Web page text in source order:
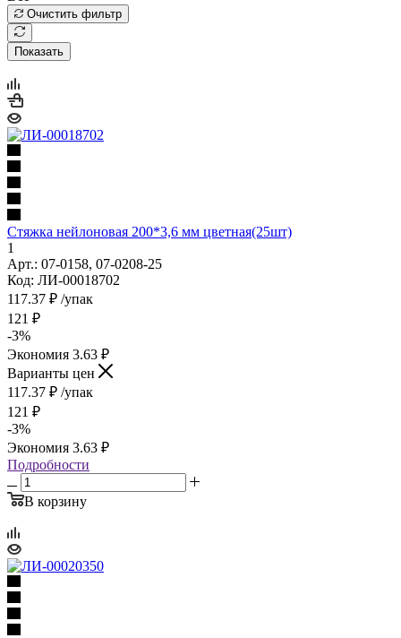
Очистить фильтр
Показать
Стяжка нейлоновая 200*3,6 мм цветная(25шт)
1
Арт.: 07-0158, 07-0208-25
Код: ЛИ-00018702
117.37 ₽ /упак
121 ₽
-3%
Экономия 3.63 ₽
Варианты цен
117.37 ₽ /упак
121 ₽
-3%
Экономия 3.63 ₽
Подробности
В корзину